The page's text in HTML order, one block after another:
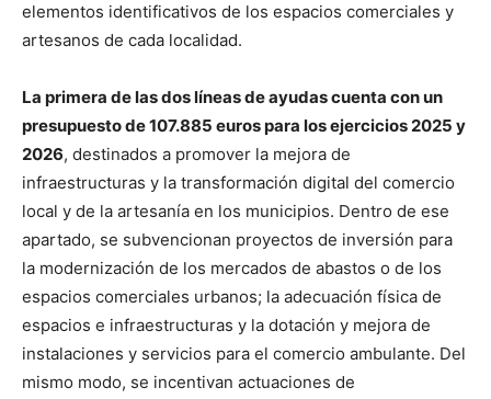
elementos identificativos de los espacios comerciales y
artesanos de cada localidad.
La primera de las dos líneas de ayudas cuenta con un
presupuesto de 107.885 euros para los ejercicios 2025 y
2026, destinados a promover la mejora de
infraestructuras y la transformación digital del comercio
local y de la artesanía en los municipios. Dentro de ese
apartado, se subvencionan proyectos de inversión para
la modernización de los mercados de abastos o de los
espacios comerciales urbanos; la adecuación física de
espacios e infraestructuras y la dotación y mejora de
instalaciones y servicios para el comercio ambulante. Del
mismo modo, se incentivan actuaciones de